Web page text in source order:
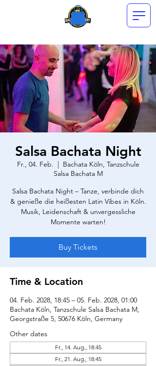
Salsa Bachata Night
Fr., 04. Feb.
  |
Bachata Köln, Tanzschule
Salsa Bachata M
Salsa Bachata Night – Tanze, verbinde dich
& genieße die heißesten Latin Vibes in Köln.
Musik, Leidenschaft & unvergessliche
Momente warten!
Buy Tickets
Time & Location
04. Feb. 2028, 18:45 – 05. Feb. 2028, 01:00
Bachata Köln, Tanzschule Salsa Bachata M,
Georgstraße 5, 50676 Köln, Germany
Other dates
Fr., 14. Aug., 18:45
Fr., 21. Aug., 18:45